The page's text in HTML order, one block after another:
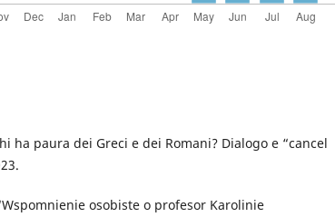
ha paura dei Greci e dei Romani? Dialogo e “cancel
osobiste o profesor Karolinie